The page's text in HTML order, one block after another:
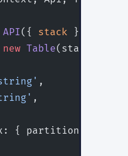
API({ stack }
new Table(stack,
,
,
{ partitionKey: